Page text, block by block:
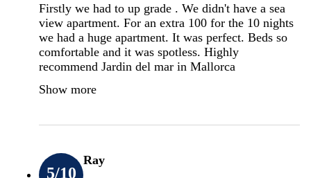
Firstly we had to up grade . We didn't have a sea
view apartment. For an extra 100 for the 10 nights
we had a huge apartment. It was perfect. Beds so
comfortable and it was spotless. Highly
recommend Jardin del mar in Mallorca
Show more
5/10
Ray